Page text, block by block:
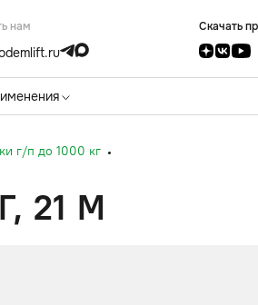
нам Скачать
г/п до 1000 кг
21 М